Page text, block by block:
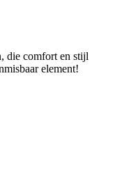
die comfort en stijl
element!